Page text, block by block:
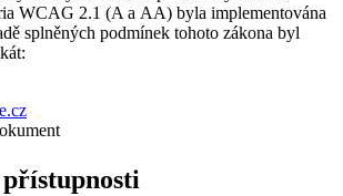
WCAG 2.1 (A a AA) byla implementována
splněných podmínek tohoto zákona byl